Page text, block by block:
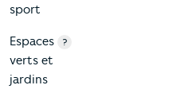
sport
Espaces
verts et
jardins
?